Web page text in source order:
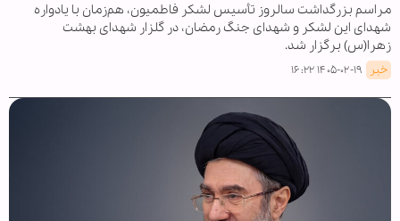
مراسم بزرگداشت سالروز تأسیس لشکر فاطمیون، هم‌زمان با یادواره
شهدای این لشکر و شهدای جنگ رمضان، در گلزار شهدای بهشت
زهرا(س) برگزار شد.
خبر ۱۴۰۵-۰۲-۱۹ ۱۶:۲۲